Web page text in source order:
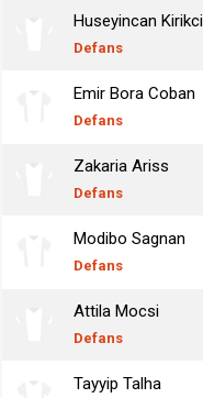
Huseyincan Kirikci
Defans
Emir Bora Coban
Defans
Zakaria Ariss
Defans
Modibo Sagnan
Defans
Attila Mocsi
Defans
Tayyip Talha